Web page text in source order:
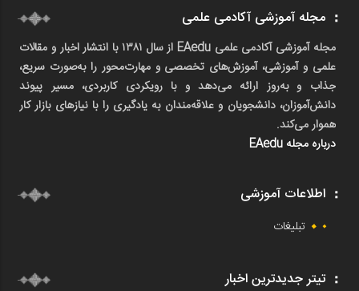
مجله آموزشی آکادمی علمی
مجله آموزشی آکادمی علمی EAedu از سال ۱۳۸۱ با انتشار اخبار و مقالات
علمی و آموزشی، آموزش‌های تخصصی و مهارت‌محور را به‌صورت سریع،
جذاب و به‌روز ارائه می‌دهد و با رویکردی کاربردی، مسیر پیوند
دانش‌آموزان، دانشجویان و علاقه‌مندان به یادگیری را با نیازهای بازار کار
هموار می‌کند.
درباره مجله EAedu
اطلاعات آموزشی
تبلیغات
تیتر جدیدترین اخبار